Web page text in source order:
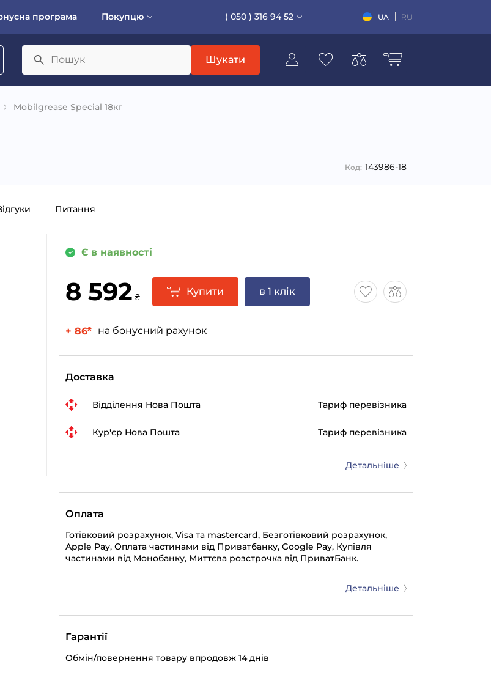
програма Покупцю ( 050 ) 316 94 52 UA RU
Шукати
Mobilgrease Special 18кг
Код: 143986-18
Питання
Є в наявності
8 592 ₴
Купити в 1 клік
+ 86₴ на бонусний рахунок
Доставка
Відділення Нова Пошта Тариф перевізника
Кур'єр Нова Пошта Тариф перевізника
Детальніше
Оплата
Готівковий розрахунок, Visa та mastercard, Безготівковий розрахунок,
Apple Pay, Оплата частинами від Приватбанку, Google Pay, Купівля
частинами від Монобанку, Миттєва розстрочка від ПриватБанк.
Детальніше
Гарантії
Обмін/повернення товару впродовж 14 днів